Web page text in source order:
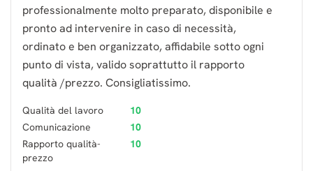
professionalmente molto preparato, disponibile e
pronto ad intervenire in caso di necessità,
ordinato e ben organizzato, affidabile sotto ogni
punto di vista, valido soprattutto il rapporto
qualità /prezzo. Consigliatissimo.
Qualità del lavoro
10
Comunicazione
10
Rapporto qualità-
prezzo
10